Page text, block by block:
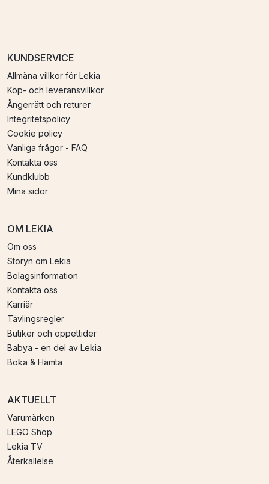
KUNDSERVICE
Allmäna villkor för Lekia
Köp- och leveransvillkor
Ångerrätt och returer
Integritetspolicy
Cookie policy
Vanliga frågor - FAQ
Kontakta oss
Kundklubb
Mina sidor
OM LEKIA
Om oss
Storyn om Lekia
Bolagsinformation
Kontakta oss
Karriär
Tävlingsregler
Butiker och öppettider
Babya - en del av Lekia
Boka & Hämta
AKTUELLT
Varumärken
LEGO Shop
Lekia TV
Återkallelse